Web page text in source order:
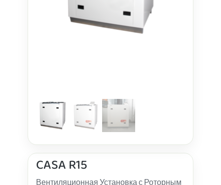
CASA R15